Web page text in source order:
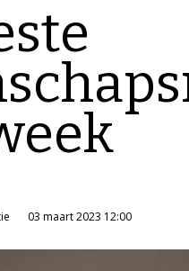
03 maart 2023 12:00